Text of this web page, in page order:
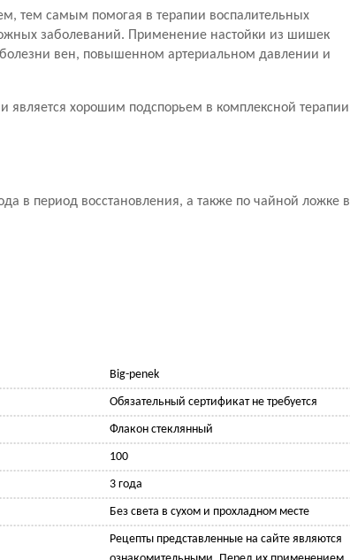
тем самым помогая в терапии воспалительных
заболеваний. Применение настойки из шишек
болезни вен, повышенном артериальном давлении и
хорошим подспорьем в комплексной терапии
в период восстановления, а также по чайной ложке в
Big-penek
Обязательный сертификат не требуется
Флакон стеклянный
100
3 года
Без света в сухом и прохладном месте
Рецепты представленные на сайте являются